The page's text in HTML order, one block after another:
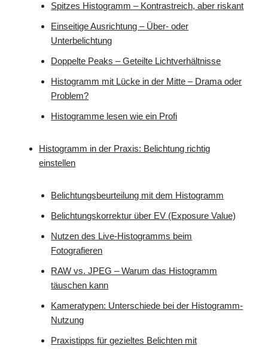
Spitzes Histogramm – Kontrastreich, aber riskant
Einseitige Ausrichtung – Über- oder
Unterbelichtung
Doppelte Peaks – Geteilte Lichtverhältnisse
Histogramm mit Lücke in der Mitte – Drama oder
Problem?
Histogramme lesen wie ein Profi
Histogramm in der Praxis: Belichtung richtig
einstellen
Belichtungsbeurteilung mit dem Histogramm
Belichtungskorrektur über EV (Exposure Value)
Nutzen des Live-Histogramms beim
Fotografieren
RAW vs. JPEG – Warum das Histogramm
täuschen kann
Kameratypen: Unterschiede bei der Histogramm-
Nutzung
Praxistipps für gezieltes Belichten mit